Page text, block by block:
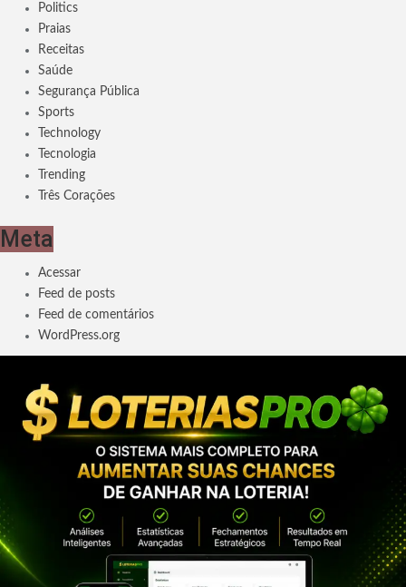
Politics
Praias
Receitas
Saúde
Segurança Pública
Sports
Technology
Tecnologia
Trending
Três Corações
Meta
Acessar
Feed de posts
Feed de comentários
WordPress.org